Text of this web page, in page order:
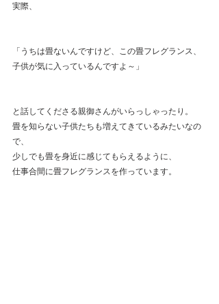
実際、
「うちは畳ないんですけど、この畳フレグランス、
子供が気に入っているんですよ～」
と話してくださる親御さんがいらっしゃったり。
畳を知らない子供たちも増えてきているみたいなの
で、
少しでも畳を身近に感じてもらえるように、
仕事合間に畳フレグランスを作っています。